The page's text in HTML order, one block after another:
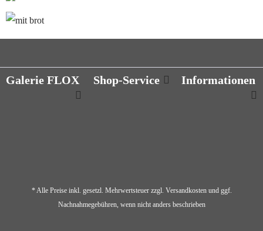
Galerie FLOX Shop-Service Informationen
* Alle Preise inkl. gesetzl. Mehrwertsteuer zzgl. Versandkostenund ggf.
Nachnahmegebühren, wenn nicht anders beschrieben